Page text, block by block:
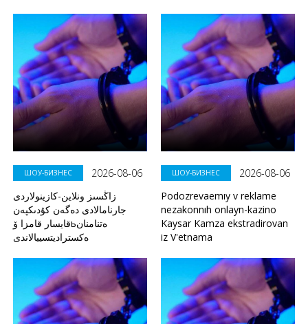
ШОУ-БИЗНЕС
2026-08-06
زاڭسىز ونلاين-كازينولاردى
جارنامالادى دەگەن كۇدىكپەن
قايسار قامزا ۆьەتنامنان
ەكستراديتسييالاندى
ШОУ-БИЗНЕС
2026-08-06
Podozrevaemıy v reklame
nezakonnıh onlayn-kazino
Kaysar Kamza ekstradirovan
iz V'etnama